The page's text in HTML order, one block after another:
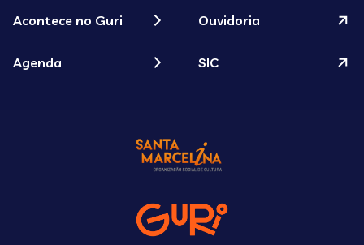
Acontece no Guri
Agenda
Ouvidoria
SIC